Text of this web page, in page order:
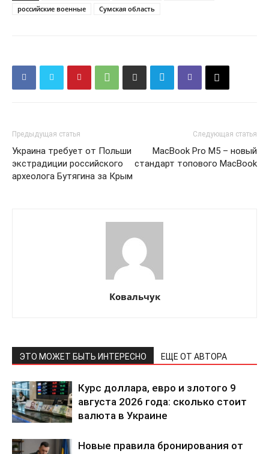
КавПолит
российские военные
Сумская область
Предыдущая статья
Украина требует от Польши
экстрадиции российского
археолога Бутягина за Крым
Следующая статья
MacBook Pro M5 – новый
стандарт топового MacBook
Ковальчук
ЭТО МОЖЕТ БЫТЬ ИНТЕРЕСНО ЕЩЕ ОТ АВТОРА
Курс доллара, евро и злотого 9
августа 2026 года: сколько стоит
валюта в Украине
Новые правила бронирования от